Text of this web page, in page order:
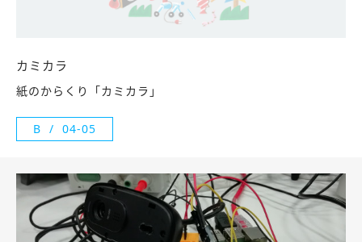
カミカラ
紙のからくり「カミカラ」
B 04-05